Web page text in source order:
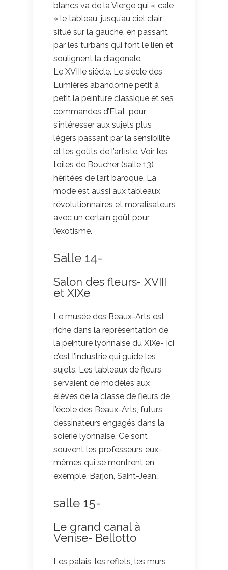
blancs va de la Vierge qui « cale
» le tableau, jusqu’au ciel clair
situé sur la gauche, en passant
par les turbans qui font le lien et
soulignent la diagonale.
Le XVIIIe siècle. Le siècle des
Lumières abandonne petit à
petit la peinture classique et ses
commandes d’Etat, pour
s’intéresser aux sujets plus
légers passant par la sensibilité
et les goûts de l’artiste. Voir les
toiles de Boucher (salle 13)
héritées de l’art baroque. La
mode est aussi aux tableaux
révolutionnaires et moralisateurs
avec un certain goût pour
l’exotisme.
Salle 14-
Salon des fleurs- XVIII
et XIXe
Le musée des Beaux-Arts est
riche dans la représentation de
la peinture lyonnaise du XIXe- Ici
c’est l’industrie qui guide les
sujets. Les tableaux de fleurs
servaient de modèles aux
élèves de la classe de fleurs de
l’école des Beaux-Arts, futurs
dessinateurs engagés dans la
soierie lyonnaise. Ce sont
souvent les professeurs eux-
mêmes qui se montrent en
exemple. Barjon, Saint-Jean…
salle 15-
Le grand canal à
Venise- Bellotto
Les palais, les reflets, les murs